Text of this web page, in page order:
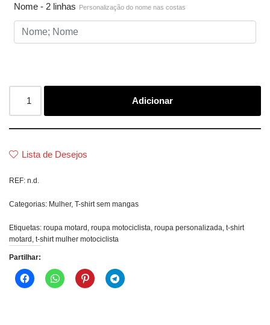
Nome - 2 linhas Personalização do nome nas costas
Adicionar
Lista de Desejos
REF: n.d.
Categorias: Mulher, T-shirt sem mangas
Etiquetas: roupa motard , roupa motociclista, roupa personalizada, t-shirt
motard , t-shirt mulher motociclista
Partilhar: